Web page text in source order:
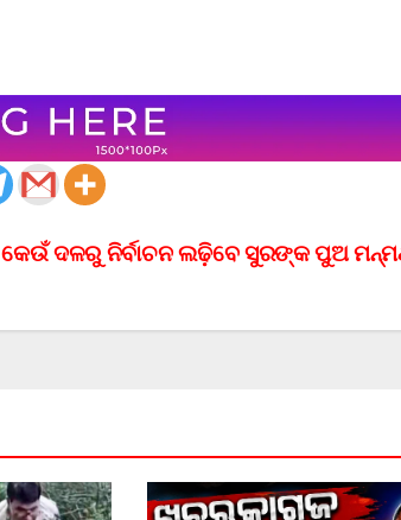
କେଉଁ ଦଳରୁ ନିର୍ବାଚନ ଲଢ଼ିବେ ସୁରଙ୍କ ପୁଅ